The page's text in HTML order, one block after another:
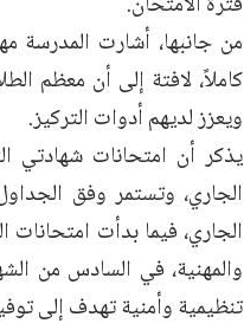
من جانبها، أشارت المدرسة
كاملاً، لافتة إلى أن معظم
ويعزز لديهم أدوات التركيز.
يذكر أن امتحانات شهادتي
الجاري، وتستمر وفق
الجاري، فيما بدأت امتحانات
والمهنية، في السادس من
تنظيمية وأمنية تهدف إلى